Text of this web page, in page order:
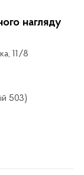
нагляду
11/8
503)